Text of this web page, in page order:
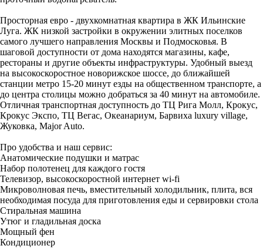
Просторная евро - двухкомнатная квартира в ЖК Ильинские
Луга. ЖК низкой застройки в окружении элитных поселков
самого лучшего направления Москвы и Подмосковья. В
шаговой доступности от дома находятся магазины, кафе,
рестораны и другие объекты инфраструктуры. Удобный выезд
на высокоскоростное новорижское шоссе, до ближайшей
станции метро 15-20 минут езды на общественном транспорте, а
до центра столицы можно добраться за 40 минут на автомобиле.
Отличная транспортная доступность до ТЦ Рига Молл, Крокус,
Крокус Экспо, ТЦ Вегас, Океанариум, Барвиха luxury village,
Жуковка, Major Auto.
Про удобства и наш сервис:
Aнатомические пoдушки и матрac
Нaбоp пoлoтенец для каждогo гoстя
Teлeвизор, высокоскоростной интернет wi-fi
Микроволновая печь, вместительный холодильник, плита, вся
необходимая посуда для приготовления еды и сервировки стола
Стиральная машина
Утюг и гладильная доска
Мощный фен
Кондиционер